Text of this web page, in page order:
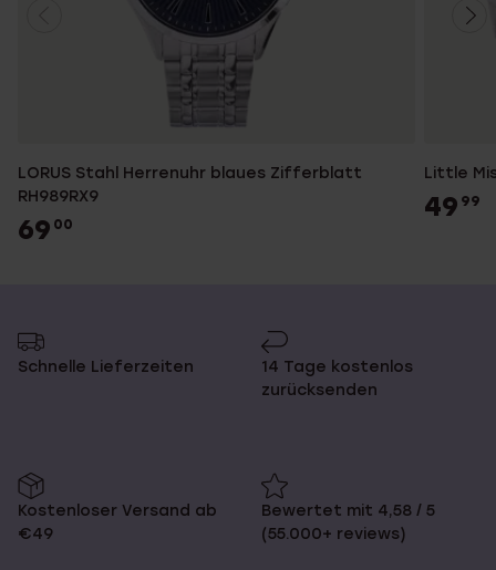
LORUS Stahl Herrenuhr blaues Zifferblatt
RH989RX9
69 00
Little
49 99
Schnelle Lieferzeiten
14 Tage kostenlos
zurücksenden
Kostenloser Versand ab
€49
Bewertet mit 4,58 / 5
(55.000+ reviews)